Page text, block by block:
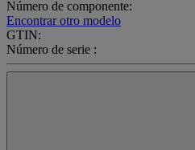
Número de componente:
Encontrar otro modelo
GTIN:
Número de serie :